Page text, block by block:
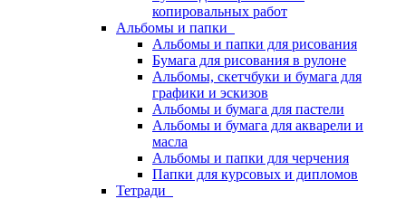
копировальных работ
Альбомы и папки
Альбомы и папки для рисования
Бумага для рисования в рулоне
Альбомы, скетчбуки и бумага для
графики и эскизов
Альбомы и бумага для пастели
Альбомы и бумага для акварели и
масла
Альбомы и папки для черчения
Папки для курсовых и дипломов
Тетради